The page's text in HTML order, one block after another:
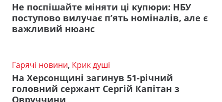
Не поспішайте міняти ці купюри: НБУ
поступово вилучає п’ять номіналів, але є
важливий нюанс
Гарячі новини, Крик душі
На Херсонщині загинув 51-річний
головний сержант Сергій Капітан з